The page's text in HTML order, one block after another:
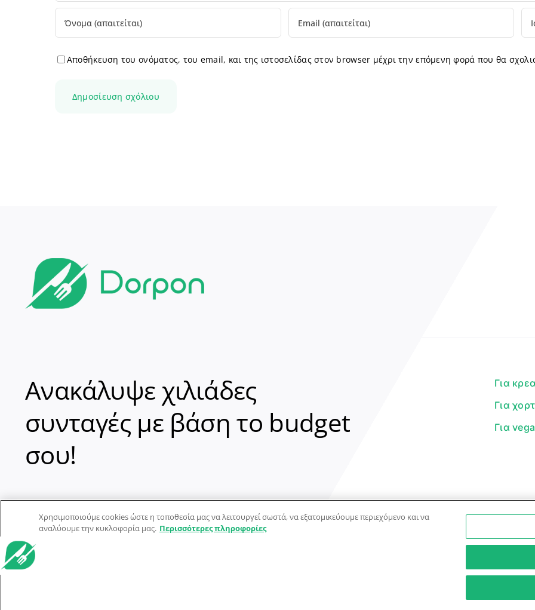
Αποθήκευση του ονόματος, του email, και της ιστοσελίδας στον browser μέχρι την επόμενη φορά που θα
Ανακάλυψε χιλιάδες
συνταγές με βάση το budget
σου!
Για
Για
Για
© Dorpon • Μηχανή αναζήτησης για …καλοφαγάδες!
Χρησιμοποιούμε cookies ώστε η τοποθεσία μας να λειτουργεί σωστά, να εξατομικεύουμε περιεχόμενο και να
αναλύουμε την κυκλοφορία μας. Περισσότερες πληροφορίες